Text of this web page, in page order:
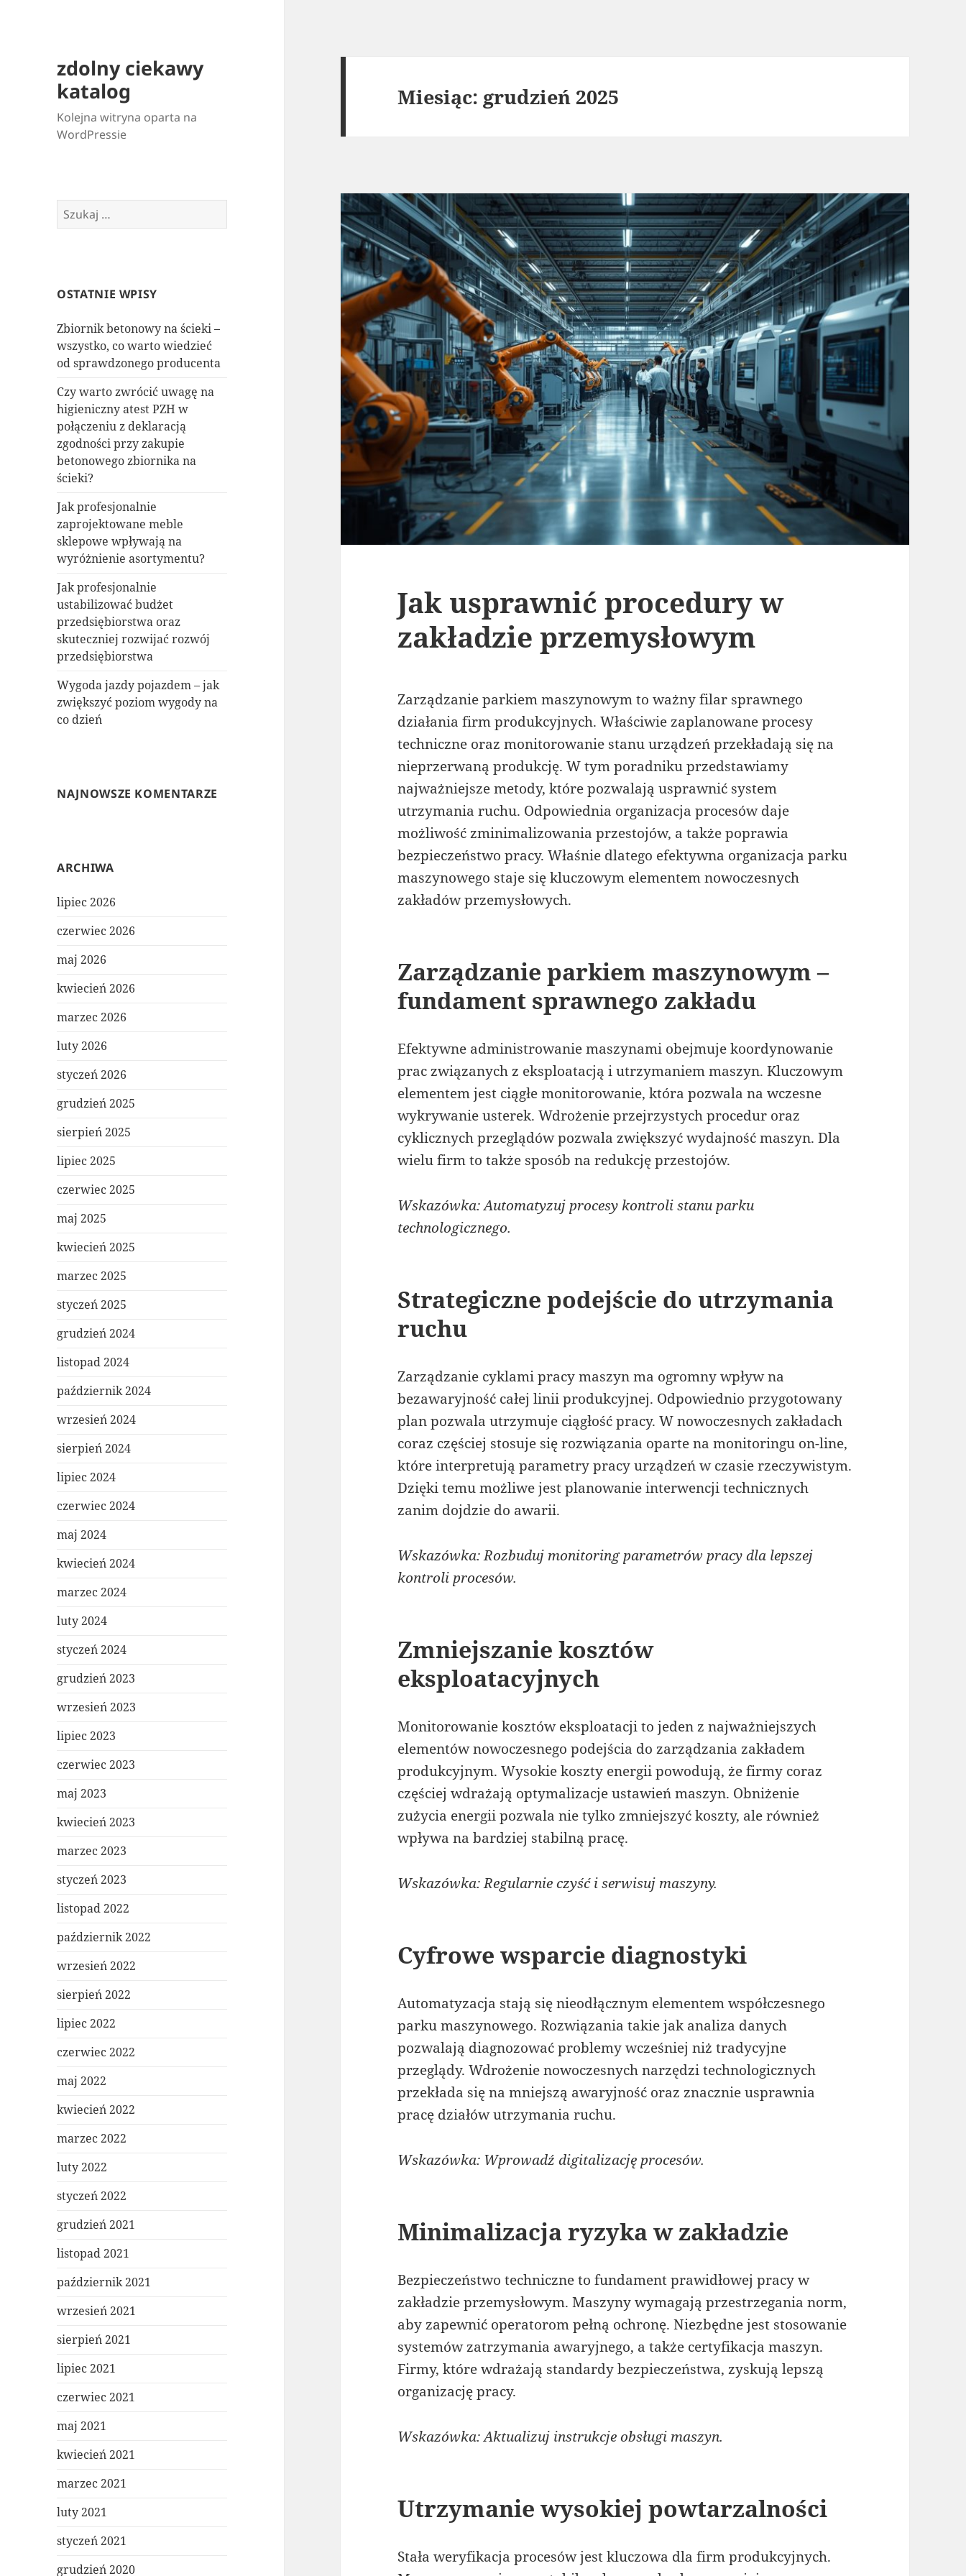
zdolny ciekawy
katalog
Kolejna witryna oparta na
WordPressie
Szukaj:
OSTATNIE WPISY
Zbiornik betonowy na ścieki –
wszystko, co warto wiedzieć
od sprawdzonego producenta
Czy warto zwrócić uwagę na
higieniczny atest PZH w
połączeniu z deklaracją
zgodności przy zakupie
betonowego zbiornika na
ścieki?
Jak profesjonalnie
zaprojektowane meble
sklepowe wpływają na
wyróżnienie asortymentu?
Jak profesjonalnie
ustabilizować budżet
przedsiębiorstwa oraz
skuteczniej rozwijać rozwój
przedsiębiorstwa
Wygoda jazdy pojazdem – jak
zwiększyć poziom wygody na
co dzień
NAJNOWSZE KOMENTARZE
ARCHIWA
lipiec 2026
czerwiec 2026
maj 2026
kwiecień 2026
marzec 2026
luty 2026
styczeń 2026
grudzień 2025
sierpień 2025
lipiec 2025
czerwiec 2025
maj 2025
kwiecień 2025
marzec 2025
styczeń 2025
grudzień 2024
listopad 2024
październik 2024
wrzesień 2024
sierpień 2024
lipiec 2024
czerwiec 2024
maj 2024
kwiecień 2024
marzec 2024
luty 2024
styczeń 2024
grudzień 2023
wrzesień 2023
lipiec 2023
czerwiec 2023
maj 2023
kwiecień 2023
marzec 2023
styczeń 2023
listopad 2022
październik 2022
wrzesień 2022
sierpień 2022
lipiec 2022
czerwiec 2022
maj 2022
kwiecień 2022
marzec 2022
luty 2022
styczeń 2022
grudzień 2021
listopad 2021
październik 2021
wrzesień 2021
sierpień 2021
lipiec 2021
czerwiec 2021
maj 2021
kwiecień 2021
marzec 2021
luty 2021
styczeń 2021
grudzień 2020
Miesiąc: grudzień 2025
Jak usprawnić procedury w
zakładzie przemysłowym
Zarządzanie parkiem maszynowym to ważny filar sprawnego
działania firm produkcyjnych. Właściwie zaplanowane procesy
techniczne oraz monitorowanie stanu urządzeń przekładają się na
nieprzerwaną produkcję. W tym poradniku przedstawiamy
najważniejsze metody, które pozwalają usprawnić system
utrzymania ruchu. Odpowiednia organizacja procesów daje
możliwość zminimalizowania przestojów, a także poprawia
bezpieczeństwo pracy. Właśnie dlatego efektywna organizacja parku
maszynowego staje się kluczowym elementem nowoczesnych
zakładów przemysłowych.
Zarządzanie parkiem maszynowym –
fundament sprawnego zakładu
Efektywne administrowanie maszynami obejmuje koordynowanie
prac związanych z eksploatacją i utrzymaniem maszyn. Kluczowym
elementem jest ciągłe monitorowanie, która pozwala na wczesne
wykrywanie usterek. Wdrożenie przejrzystych procedur oraz
cyklicznych przeglądów pozwala zwiększyć wydajność maszyn. Dla
wielu firm to także sposób na redukcję przestojów.
Wskazówka: Automatyzuj procesy kontroli stanu parku
technologicznego.
Strategiczne podejście do utrzymania
ruchu
Zarządzanie cyklami pracy maszyn ma ogromny wpływ na
bezawaryjność całej linii produkcyjnej. Odpowiednio przygotowany
plan pozwala utrzymuje ciągłość pracy. W nowoczesnych zakładach
coraz częściej stosuje się rozwiązania oparte na monitoringu on-line,
które interpretują parametry pracy urządzeń w czasie rzeczywistym.
Dzięki temu możliwe jest planowanie interwencji technicznych
zanim dojdzie do awarii.
Wskazówka: Rozbuduj monitoring parametrów pracy dla lepszej
kontroli procesów.
Zmniejszanie kosztów
eksploatacyjnych
Monitorowanie kosztów eksploatacji to jeden z najważniejszych
elementów nowoczesnego podejścia do zarządzania zakładem
produkcyjnym. Wysokie koszty energii powodują, że firmy coraz
częściej wdrażają optymalizacje ustawień maszyn. Obniżenie
zużycia energii pozwala nie tylko zmniejszyć koszty, ale również
wpływa na bardziej stabilną pracę.
Wskazówka: Regularnie czyść i serwisuj maszyny.
Cyfrowe wsparcie diagnostyki
Automatyzacja stają się nieodłącznym elementem współczesnego
parku maszynowego. Rozwiązania takie jak analiza danych
pozwalają diagnozować problemy wcześniej niż tradycyjne
przeglądy. Wdrożenie nowoczesnych narzędzi technologicznych
przekłada się na mniejszą awaryjność oraz znacznie usprawnia
pracę działów utrzymania ruchu.
Wskazówka: Wprowadź digitalizację procesów.
Minimalizacja ryzyka w zakładzie
Bezpieczeństwo techniczne to fundament prawidłowej pracy w
zakładzie przemysłowym. Maszyny wymagają przestrzegania norm,
aby zapewnić operatorom pełną ochronę. Niezbędne jest stosowanie
systemów zatrzymania awaryjnego, a także certyfikacja maszyn.
Firmy, które wdrażają standardy bezpieczeństwa, zyskują lepszą
organizację pracy.
Wskazówka: Aktualizuj instrukcje obsługi maszyn.
Utrzymanie wysokiej powtarzalności
Stała weryfikacja procesów jest kluczowa dla firm produkcyjnych.